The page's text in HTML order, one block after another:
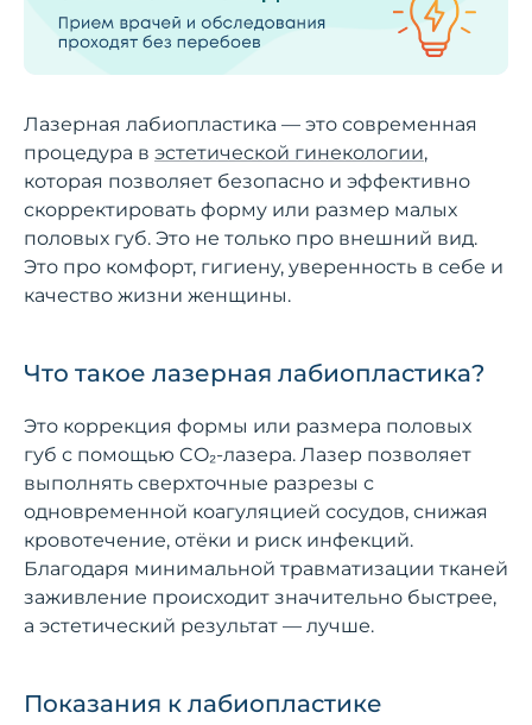
Лазерная лабиопластика — это современная
процедура в эстетической гинекологии,
которая позволяет безопасно и эффективно
скорректировать форму или размер малых
половых губ. Это не только про внешний вид.
Это про комфорт, гигиену, уверенность в себе и
качество жизни женщины.
Что такое лазерная лабиопластика?
Это коррекция формы или размера половых
губ с помощью CO₂-лазера. Лазер позволяет
выполнять сверхточные разрезы с
одновременной коагуляцией сосудов, снижая
кровотечение, отёки и риск инфекций.
Благодаря минимальной травматизации тканей
заживление происходит значительно быстрее,
а эстетический результат — лучше.
Показания к лабиопластике